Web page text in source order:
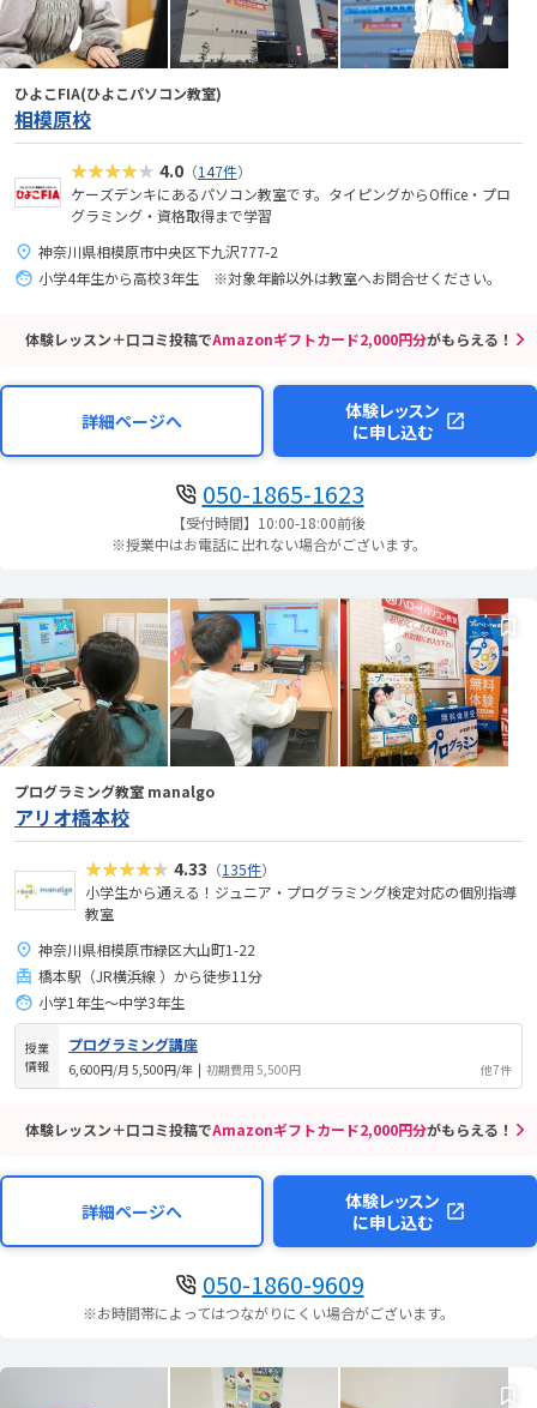
ひよこFIA(ひよこパソコン教室)
相模原校
★★★★★ 4.0（147件）
ケーズデンキにあるパソコン教室です。タイピングからOffice・プロ
グラミング・資格取得まで学習
神奈川県相模原市中央区下九沢777-2
小学4年生から高校3年生 ※対象年齢以外は教室へお問合せください。
体験レッスン＋口コミ投稿でAmazonギフトカード2,000円分がもらえる！
詳細ページへ
体験レッスン
に申し込む
050-1865-1623
【受付時間】10:00-18:00前後
※授業中はお電話に出れない場合がございます。
プログラミング教室 manalgo
アリオ橋本校
★★★★★ 4.33 （135件）
小学生から通える！ジュニア・プログラミング検定対応の個別指導
教室
神奈川県相模原市緑区大山町1-22
橋本駅（JR横浜線 ）から徒歩11分
小学1年生～中学3年生
授業
情報
プログラミング講座
6,600円/月 5,500円/年 | 初期費用 5,500円 他7件
体験レッスン＋口コミ投稿でAmazonギフトカード2,000円分がもらえる！
詳細ページへ
体験レッスン
に申し込む
050-1860-9609
※お時間帯によってはつながりにくい場合がございます。